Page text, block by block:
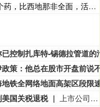
，比西地那非全面，活血通
国关税退税
上市公司公告显示，自7月以来，多家公司宣布已经收到美国关税退税。根据美国最高法院今年2月裁定，《国际紧急经济权力法》不授权总统征收大规模关税。美国国际贸易法院随后下令海关办理相关退款。海关与边境保护局4月20日启动第一阶段退款工作，首批退款于5月11日前后发放。美国海关与边境保护局官员本月4日披露的信息显示，截至7月底，该部门已处理完毕约1000亿美元关税的退款流程并把相关信息提供给财政部用于付款。（中新社）